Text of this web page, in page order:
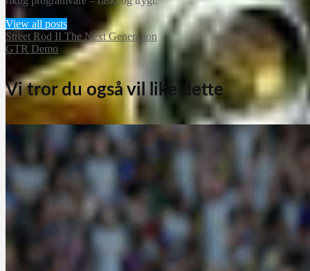
View all posts
Street Rod II The Next Generation
GTR Demo
Vi tror du også vil like dette